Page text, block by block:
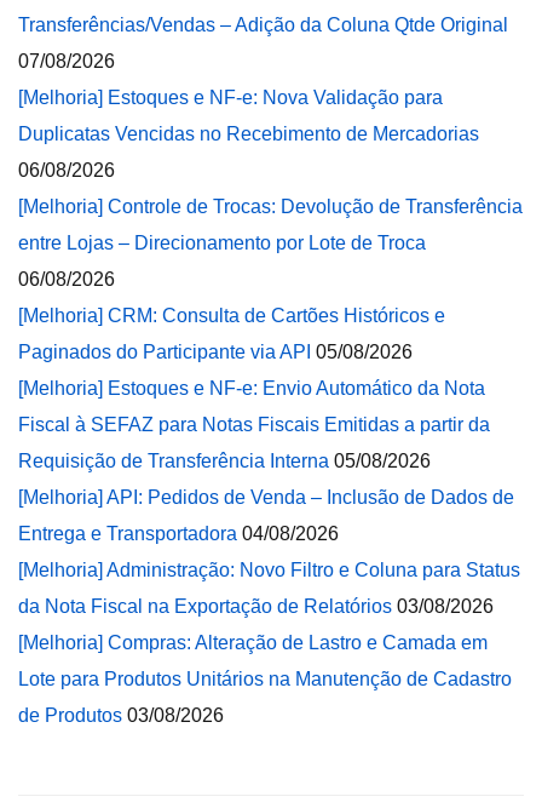
Transferências/Vendas – Adição da Coluna Qtde Original
07/08/2026
[Melhoria] Estoques e NF-e: Nova Validação para
Duplicatas Vencidas no Recebimento de Mercadorias
06/08/2026
[Melhoria] Controle de Trocas: Devolução de Transferência
entre Lojas – Direcionamento por Lote de Troca
06/08/2026
[Melhoria] CRM: Consulta de Cartões Históricos e
Paginados do Participante via API 05/08/2026
[Melhoria] Estoques e NF-e: Envio Automático da Nota
Fiscal à SEFAZ para Notas Fiscais Emitidas a partir da
Requisição de Transferência Interna 05/08/2026
[Melhoria] API: Pedidos de Venda – Inclusão de Dados de
Entrega e Transportadora 04/08/2026
[Melhoria] Administração: Novo Filtro e Coluna para Status
da Nota Fiscal na Exportação de Relatórios 03/08/2026
[Melhoria] Compras: Alteração de Lastro e Camada em
Lote para Produtos Unitários na Manutenção de Cadastro
de Produtos 03/08/2026